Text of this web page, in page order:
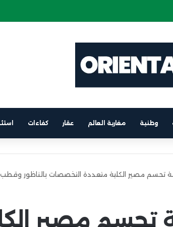
برشلونة والناظور
وطنية مغاربة العالم عقار كفاءات
تحسم مصير الكلية متعددة التخصصات بالناظور
تحسم مصير